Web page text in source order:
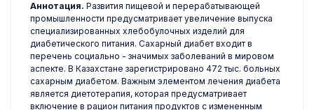
Аннотация. Развития пищевой и перерабатывающей
промышленности предусматривает увеличение выпуска
специализированных хлебобулочных изделий для
диабетического питания. Сахарный диабет входит в
перечень социально - значимых заболеваний в мировом
аспекте. В Казахстане зарегистрировано 472 тыс. больных
сахарным диабетом. Важным элементом лечения диабета
является диетотерапия, которая предусматривает
включение в рацион питания продуктов с измененным